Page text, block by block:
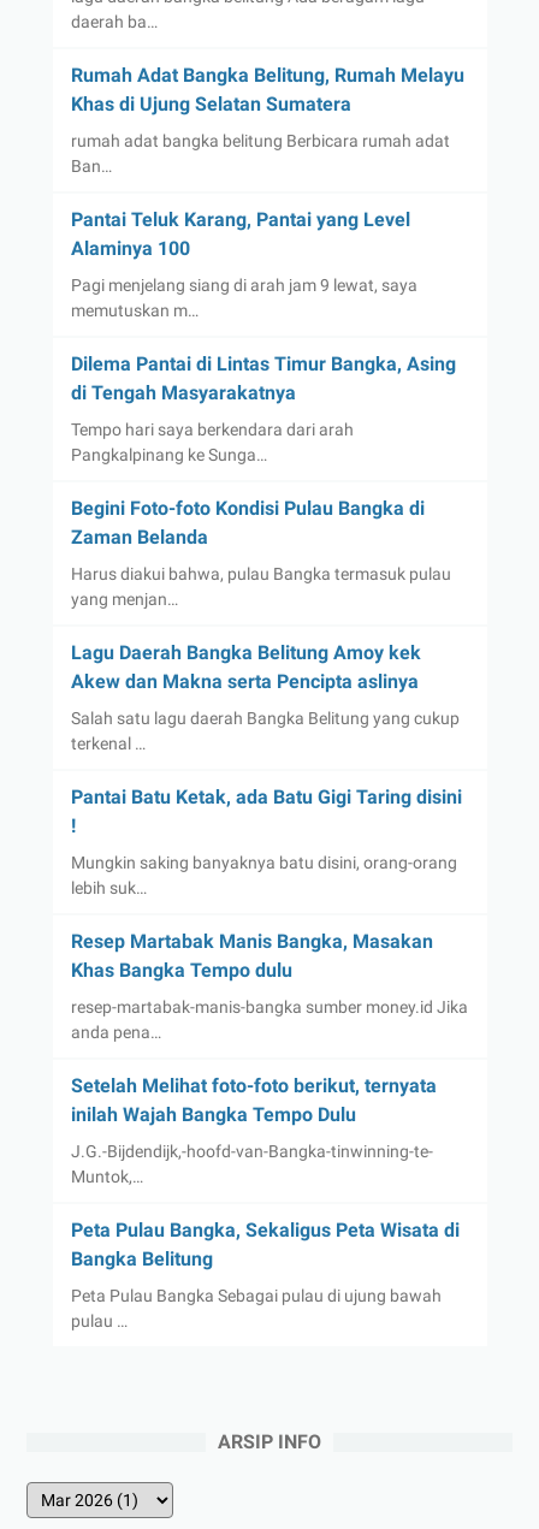
daerah ba…
Rumah Adat Bangka Belitung, Rumah Melayu
Khas di Ujung Selatan Sumatera
rumah adat bangka belitung Berbicara rumah adat
Ban…
Pantai Teluk Karang, Pantai yang Level
Alaminya 100
Pagi menjelang siang di arah jam 9 lewat, saya
memutuskan m…
Dilema Pantai di Lintas Timur Bangka, Asing
di Tengah Masyarakatnya
Tempo hari saya berkendara dari arah
Pangkalpinang ke Sunga…
Begini Foto-foto Kondisi Pulau Bangka di
Zaman Belanda
Harus diakui bahwa, pulau Bangka termasuk pulau
yang menjan…
Lagu Daerah Bangka Belitung Amoy kek
Akew dan Makna serta Pencipta aslinya
Salah satu lagu daerah Bangka Belitung yang cukup
terkenal …
Pantai Batu Ketak, ada Batu Gigi Taring disini
!
Mungkin saking banyaknya batu disini, orang-orang
lebih suk…
Resep Martabak Manis Bangka, Masakan
Khas Bangka Tempo dulu
resep-martabak-manis-bangka sumber money.id Jika
anda pena…
Setelah Melihat foto-foto berikut, ternyata
inilah Wajah Bangka Tempo Dulu
J.G.-Bijdendijk,-hoofd-van-Bangka-tinwinning-te-
Muntok,…
Peta Pulau Bangka, Sekaligus Peta Wisata di
Bangka Belitung
Peta Pulau Bangka Sebagai pulau di ujung bawah
pulau …
ARSIP INFO